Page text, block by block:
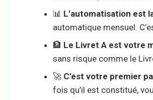
📊 L’automatisation est
automatique mensuel.
🏦 Le Livret A est votre
sans risque comme le
🚀 C’est votre premier
fois qu’il est constitué,